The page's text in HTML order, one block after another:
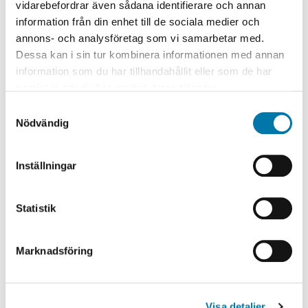
vidarebefordrar även sådana identifierare och annan
information från din enhet till de sociala medier och
annons- och analysföretag som vi samarbetar med.
Dessa kan i sin tur kombinera informationen med annan
information som du har tillhandahållit eller som de har
Nödvändig
Inställningar
Statistik
Marknadsföring
Kommunikations- och marknadsansvarig